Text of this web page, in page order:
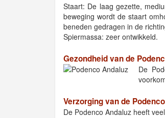
Staart: De laag gezette,
beweging wordt de staart
beneden gedragen in de
Spiermassa: zeer ontwikkeld.
Gezondheid van de
De
Verzorging van de
De Podenco Andaluz heeft